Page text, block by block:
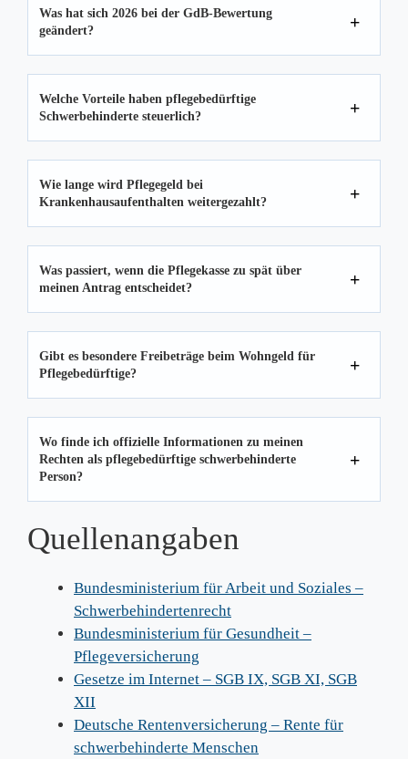
Was hat sich 2026 bei der GdB‑Bewertung
geändert?
Welche Vorteile haben pflegebedürftige
Schwerbehinderte steuerlich?
Wie lange wird Pflegegeld bei
Krankenhausaufenthalten weitergezahlt?
Was passiert, wenn die Pflegekasse zu spät über
meinen Antrag entscheidet?
Gibt es besondere Freibeträge beim Wohngeld für
Pflegebedürftige?
Wo finde ich offizielle Informationen zu meinen
Rechten als pflegebedürftige schwerbehinderte
Person?
Quellenangaben
Bundesministerium für Arbeit und Soziales –
Schwerbehindertenrecht
Bundesministerium für Gesundheit –
Pflegeversicherung
Gesetze im Internet – SGB IX, SGB XI, SGB
XII
Deutsche Rentenversicherung – Rente für
schwerbehinderte Menschen